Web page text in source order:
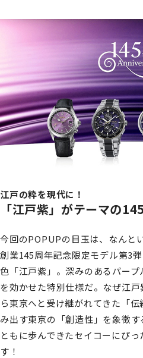
江戸の粋を現代に！
「江戸紫」がテーマの
今回のPOPUPの目玉は、なんと
創業145周年記念限定モデル第3
色「江戸紫」。深みのあるパー
を効かせた特別仕様だ。なぜ江
ら東京へと受け継がれてきた「
み出す東京の「創造性」を象徴
ともに歩んできたセイコーにぴ
す！